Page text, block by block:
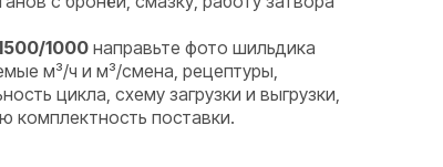
1000 направьте фото шильдика
м³/ч и м³/смена, рецептуры,
цикла, схему загрузки и выгрузки,
поставки.